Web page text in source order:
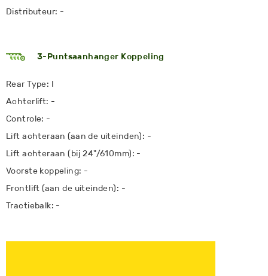
Distributeur: -
3-Puntsaanhanger Koppeling
Rear Type: I
Achterlift: -
Controle: -
Lift achteraan (aan de uiteinden): -
Lift achteraan (bij 24"/610mm): -
Voorste koppeling: -
Frontlift (aan de uiteinden): -
Tractiebalk: -